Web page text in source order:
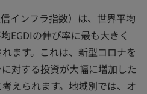
インフラ指数）は、世界平均
EGDIの伸び率に最も大きく
ます。これは、新型コロナを
対する投資が大幅に増加した
えられます。地域別では、オ